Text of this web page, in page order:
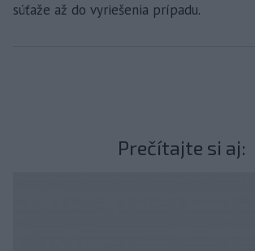
súťaže až do vyriešenia prípadu.
Prečítajte si aj: